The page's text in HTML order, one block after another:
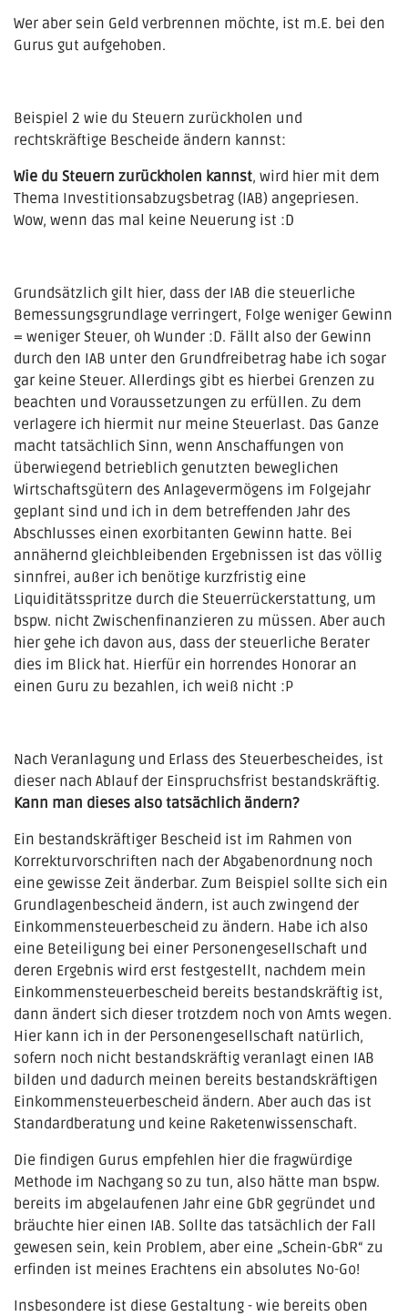
Wer aber sein Geld verbrennen möchte, ist m.E. bei den
Gurus gut aufgehoben.
Beispiel 2 wie du Steuern zurückholen und
rechtskräftige Bescheide ändern kannst:
Wie du Steuern zurückholen kannst, wird hier mit dem
Thema Investitionsabzugsbetrag (IAB) angepriesen.
Wow, wenn das mal keine Neuerung ist :D
Grundsätzlich gilt hier, dass der IAB die steuerliche
Bemessungsgrundlage verringert, Folge weniger Gewinn
= weniger Steuer, oh Wunder :D. Fällt also der Gewinn
durch den IAB unter den Grundfreibetrag habe ich sogar
gar keine Steuer. Allerdings gibt es hierbei Grenzen zu
beachten und Voraussetzungen zu erfüllen. Zu dem
verlagere ich hiermit nur meine Steuerlast. Das Ganze
macht tatsächlich Sinn, wenn Anschaffungen von
überwiegend betrieblich genutzten beweglichen
Wirtschaftsgütern des Anlagevermögens im Folgejahr
geplant sind und ich in dem betreffenden Jahr des
Abschlusses einen exorbitanten Gewinn hatte. Bei
annähernd gleichbleibenden Ergebnissen ist das völlig
sinnfrei, außer ich benötige kurzfristig eine
Liquiditätsspritze durch die Steuerrückerstattung, um
bspw. nicht Zwischenfinanzieren zu müssen. Aber auch
hier gehe ich davon aus, dass der steuerliche Berater
dies im Blick hat. Hierfür ein horrendes Honorar an
einen Guru zu bezahlen, ich weiß nicht :P
Nach Veranlagung und Erlass des Steuerbescheides, ist
dieser nach Ablauf der Einspruchsfrist bestandskräftig.
Kann man dieses also tatsächlich ändern?
Ein bestandskräftiger Bescheid ist im Rahmen von
Korrekturvorschriften nach der Abgabenordnung noch
eine gewisse Zeit änderbar. Zum Beispiel sollte sich ein
Grundlagenbescheid ändern, ist auch zwingend der
Einkommensteuerbescheid zu ändern. Habe ich also
eine Beteiligung bei einer Personengesellschaft und
deren Ergebnis wird erst festgestellt, nachdem mein
Einkommensteuerbescheid bereits bestandskräftig ist,
dann ändert sich dieser trotzdem noch von Amts wegen.
Hier kann ich in der Personengesellschaft natürlich,
sofern noch nicht bestandskräftig veranlagt einen IAB
bilden und dadurch meinen bereits bestandskräftigen
Einkommensteuerbescheid ändern. Aber auch das ist
Standardberatung und keine Raketenwissenschaft.
Die findigen Gurus empfehlen hier die fragwürdige
Methode im Nachgang so zu tun, also hätte man bspw.
bereits im abgelaufenen Jahr eine GbR gegründet und
bräuchte hier einen IAB. Sollte das tatsächlich der Fall
gewesen sein, kein Problem, aber eine „Schein-GbR“ zu
erfinden ist meines Erachtens ein absolutes No-Go!
Insbesondere ist diese Gestaltung - wie bereits oben